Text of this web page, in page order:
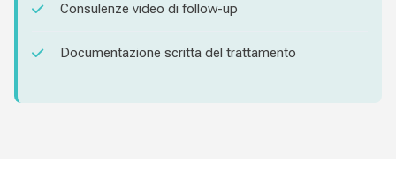
Consulenze video di follow-up
Documentazione scritta del trattamento